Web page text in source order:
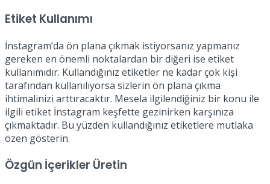
Etiket Kullanımı
İnstagram’da ön plana çıkmak istiyorsanız yapmanız
gereken en önemli noktalardan bir diğeri ise etiket
kullanımıdır. Kullandığınız etiketler ne kadar çok kişi
tarafından kullanılıyorsa sizlerin ön plana çıkma
ihtimalinizi arttıracaktır. Mesela ilgilendiğiniz bir konu ile
ilgili etiket İnstagram keşfette gezinirken karşınıza
çıkmaktadır. Bu yüzden kullandığınız etiketlere mutlaka
özen gösterin.
Özgün İçerikler Üretin